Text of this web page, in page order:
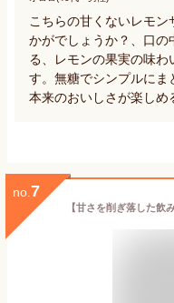
こちらの甘くないレモ
かがでしょうか？、口
る、レモンの果実の味
す。無糖でシンプルに
本来のおいしさが楽しめ
no. 7